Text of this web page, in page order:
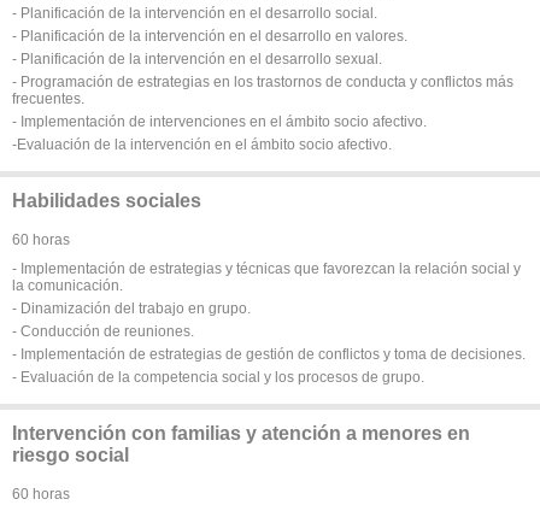
- Planificación de la intervención en el desarrollo social.
- Planificación de la intervención en el desarrollo en valores.
- Planificación de la intervención en el desarrollo sexual.
- Programación de estrategias en los trastornos de conducta y conflictos más
frecuentes.
- Implementación de intervenciones en el ámbito socio afectivo.
-Evaluación de la intervención en el ámbito socio afectivo.
Habilidades sociales
60 horas
- Implementación de estrategias y técnicas que favorezcan la relación social y
la comunicación.
- Dinamización del trabajo en grupo.
- Conducción de reuniones.
- Implementación de estrategias de gestión de conflictos y toma de decisiones.
- Evaluación de la competencia social y los procesos de grupo.
Intervención con familias y atención a menores en
riesgo social
60 horas